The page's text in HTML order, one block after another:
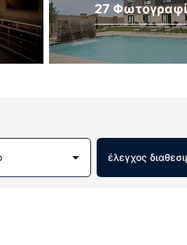
27
έλεγχος